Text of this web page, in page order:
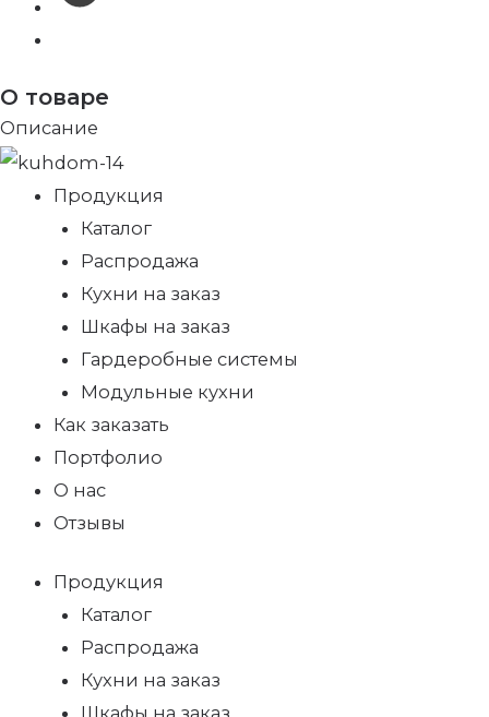
О товаре
Описание
Продукция
Каталог
Распродажа
Кухни на заказ
Шкафы на заказ
Гардеробные системы
Модульные кухни
Как заказать
Портфолио
О нас
Отзывы
Продукция
Каталог
Распродажа
Кухни на заказ